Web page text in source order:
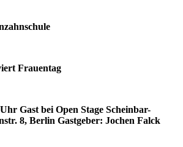
Frauentag
Gast bei Open Stage Scheinbar-
8, Berlin Gastgeber: Jochen Falck